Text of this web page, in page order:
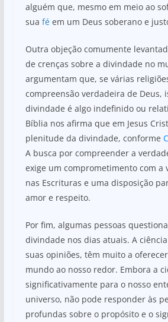
alguém que, mesmo em meio ao
sua féem um Deus soberano e
Outra objeção comumente
de crenças sobre a divindade no
argumentam que, se várias
compreensão verdadeira de Deus,
divindade é algo indefinido ou
Bíblia nos afirma que em Jesus
plenitude da divindade, conforme
A busca por compreender a
exige um comprometimento com a
nas Escrituras e uma disposição
amor e respeito.
Por fim, algumas pessoas
divindade nos dias atuais. A
suas opiniões, têm muito a
mundo ao nosso redor. Embora a
significativamente para o nosso
universo, não pode responder às
profundas sobre o propósito e o